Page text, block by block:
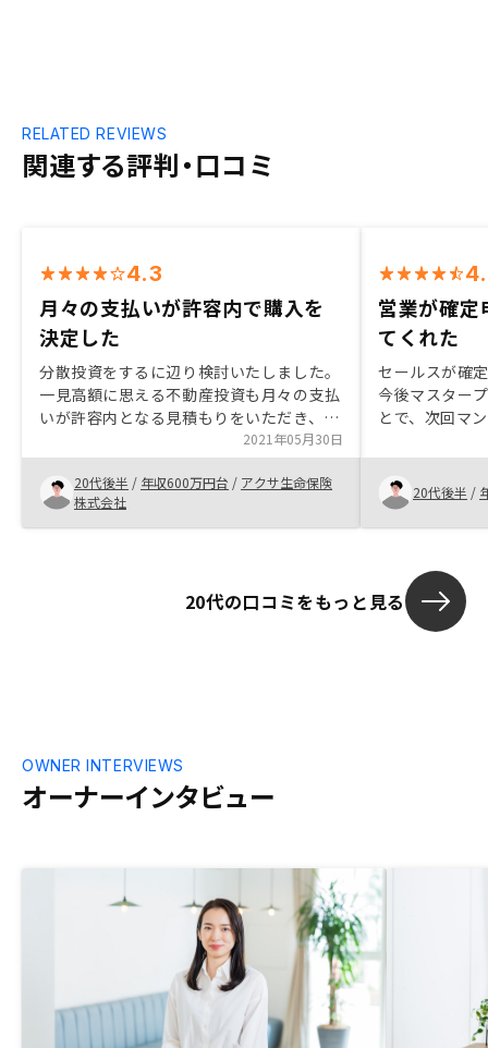
関連する評判・口コミ
RELATED REVIEWS
4.3
月々の支払いが許容内で購入を
決定した
分散投資をするに辺り検討いたしました。
一見高額に思える不動産投資も月々の支払
いが許容内となる見積もりをいただき、購
2021年05月30日
20代後半 / 年収600万円台 / アクサ生命保険
株式会社
営業が確定
てくれた
セールスが確
今後マスター
とで、次回マ
20代後半 /
20代の口コミをもっと見る
オーナーインタビュー
OWNER INTERVIEWS